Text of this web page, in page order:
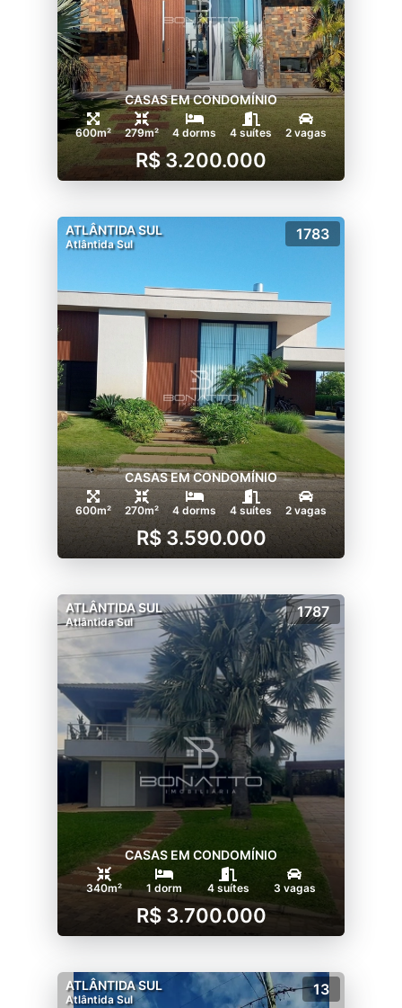
CASAS EM CONDOMÍNIO
600m² 279m² 4 dorms 4 suítes 2 vagas
R$ 3.200.000
ATLÂNTIDA SUL
Atlântida Sul
1783
CASAS EM CONDOMÍNIO
600m² 270m² 4 dorms 4 suítes 2 vagas
R$ 3.590.000
ATLÂNTIDA SUL
Atlântida Sul
1787
CASAS EM CONDOMÍNIO
340m² 1 dorm 4 suítes 3 vagas
R$ 3.700.000
ATLÂNTIDA SUL
Atlântida Sul
13